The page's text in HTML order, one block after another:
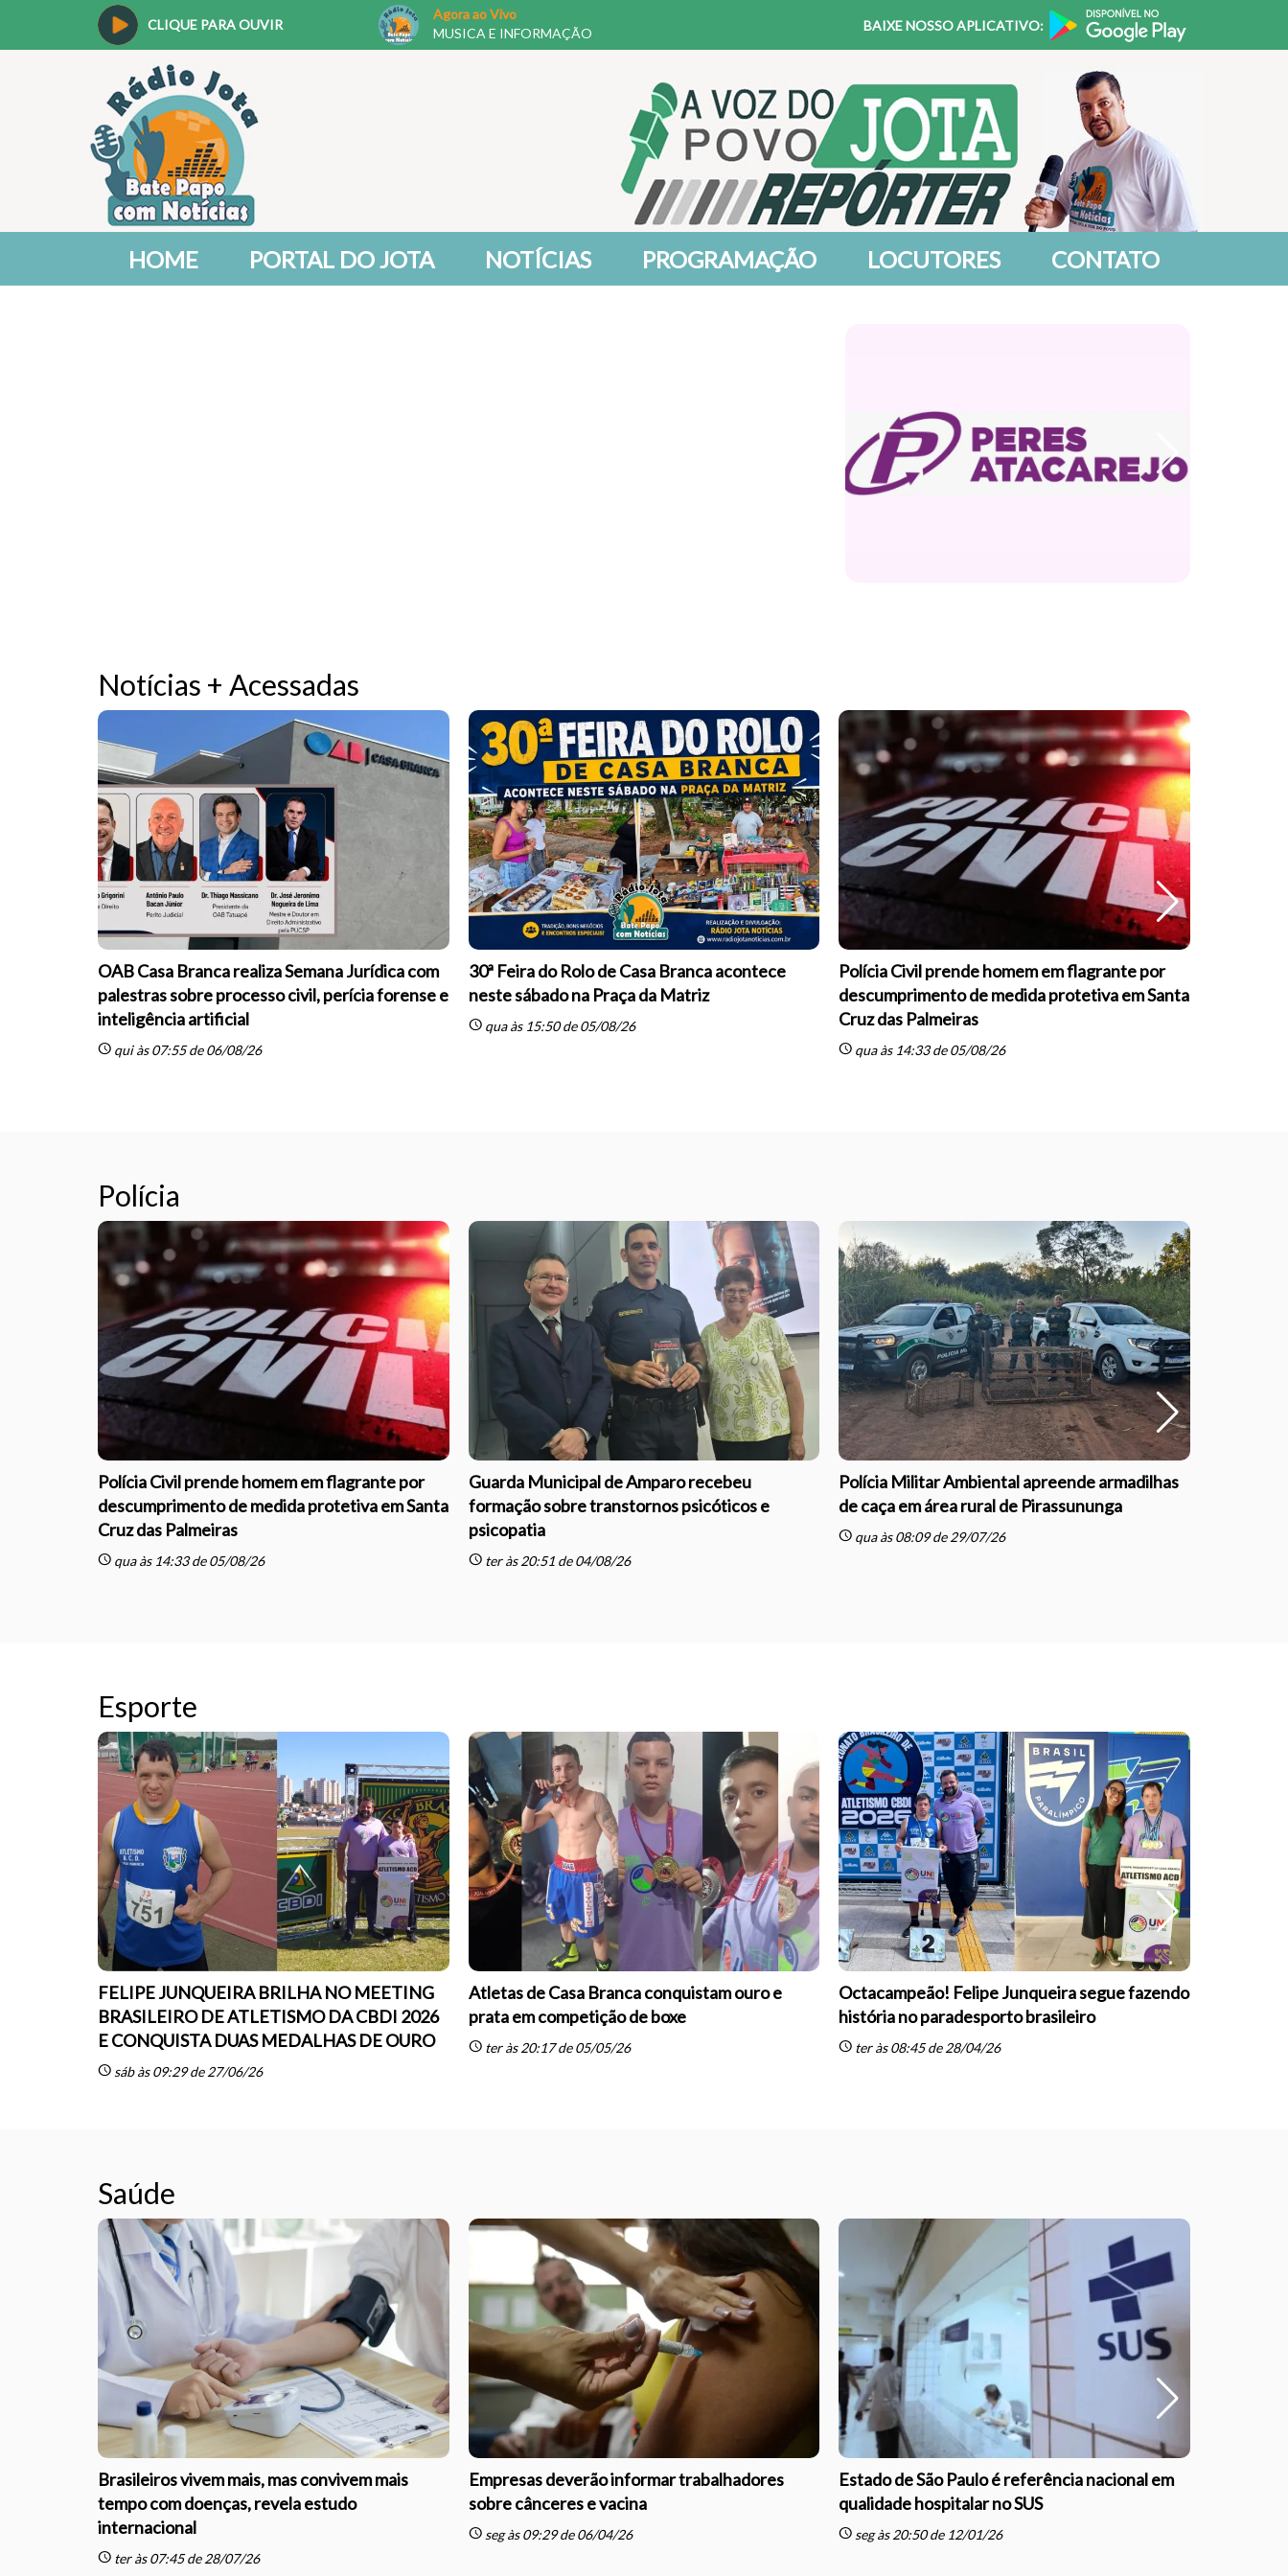
CLIQUE PARA OUVIR
Agora ao Vivo
MUSICA E INFORMAÇÃO
BAIXE NOSSO APLICATIVO:
HOME PORTAL DO JOTA NOTÍCIAS PROGRAMAÇÃO LOCUTORES CONTATO
Notícias + Acessadas
OAB Casa Branca realiza Semana Jurídica com
palestras sobre processo civil, perícia forense e
inteligência artificial
schedule qui às 07:55 de 06/08/26
30ª Feira do Rolo de Casa Branca acontece
neste sábado na Praça da Matriz
schedulequa às 15:50 de 05/08/26
Polícia Civil prende homem em flagrante por
descumprimento de medida protetiva em Santa
Cruz das Palmeiras
schedule qua às 14:33 de 05/08/26
Polícia
Polícia Civil prende homem em flagrante por
descumprimento de medida protetiva em Santa
Cruz das Palmeiras
schedule qua às 14:33 de 05/08/26
Guarda Municipal de Amparo recebeu
formação sobre transtornos psicóticos e
psicopatia
scheduleter às 20:51 de 04/08/26
Polícia Militar Ambiental apreende armadilhas
de caça em área rural de Pirassununga
schedule qua às 08:09 de 29/07/26
Esporte
FELIPE JUNQUEIRA BRILHA NO MEETING
BRASILEIRO DE ATLETISMO DA CBDI 2026
E CONQUISTA DUAS MEDALHAS DE OURO
schedule sáb às 09:29 de 27/06/26
Atletas de Casa Branca conquistam ouro e
prata em competição de boxe
scheduleter às 20:17 de 05/05/26
Octacampeão! Felipe Junqueira segue fazendo
história no paradesporto brasileiro
schedule ter às 08:45 de 28/04/26
Saúde
Brasileiros vivem mais, mas convivem mais
tempo com doenças, revela estudo
internacional
schedule ter às 07:45 de 28/07/26
Empresas deverão informar trabalhadores
sobre cânceres e vacina
scheduleseg às 09:29 de 06/04/26
Estado de São Paulo é referência nacional em
qualidade hospitalar no SUS
schedule seg às 20:50 de 12/01/26